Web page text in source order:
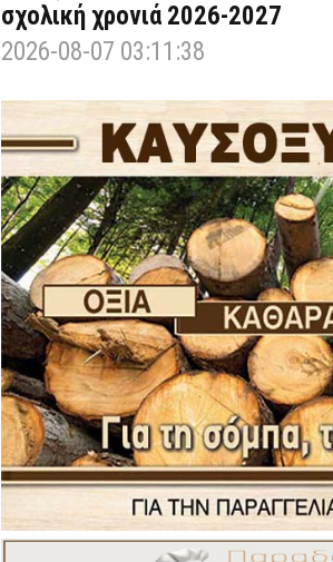
σχολική χρονιά 2026-2027
2026-08-07 03:11:38